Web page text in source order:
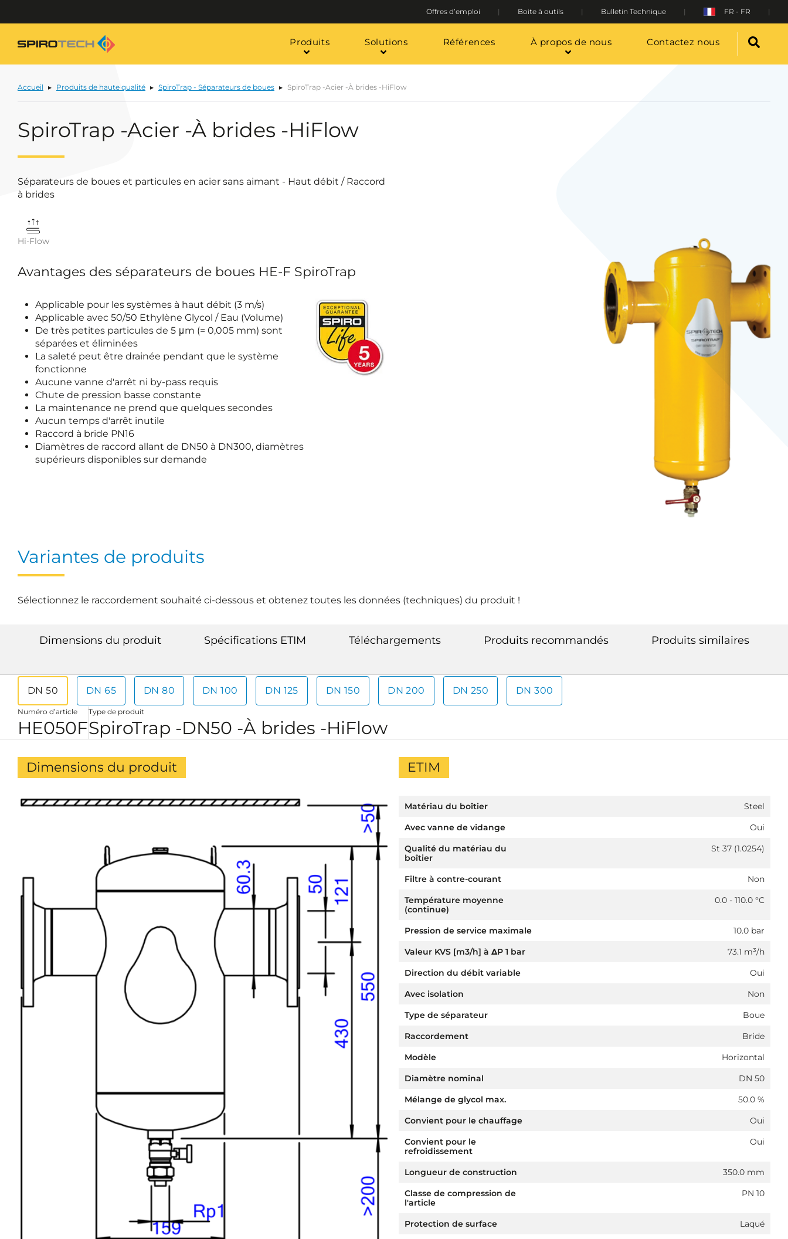
Offres d’emploi Boite à outils Bulletin Technique FR - FR
Produits Solutions Références À propos de nous Contactez nous
Accueil Produits de haute qualité SpiroTrap - Séparateurs de boues SpiroTrap -Acier -À brides -HiFlow
SpiroTrap -Acier -À brides -HiFlow
Séparateurs de boues et particules en acier sans aimant - Haut débit / Raccord
à brides
Hi-Flow
Avantages des séparateurs de boues HE-F SpiroTrap
Applicable pour les systèmes à haut débit (3 m/s)
Applicable avec 50/50 Ethylène Glycol / Eau (Volume)
De très petites particules de 5 μm (= 0,005 mm) sont
séparées et éliminées
La saleté peut être drainée pendant que le système
fonctionne
Aucune vanne d'arrêt ni by-pass requis
Chute de pression basse constante
La maintenance ne prend que quelques secondes
Aucun temps d'arrêt inutile
Raccord à bride PN16
Diamètres de raccord allant de DN50 à DN300, diamètres
supérieurs disponibles sur demande
Variantes de produits
Sélectionnez le raccordement souhaité ci-dessous et obtenez toutes les données (techniques) du produit !
Dimensions du produit Spécifications ETIM Téléchargements Produits recommandés Produits similaires
DN 50 DN 65 DN 80 DN 100 DN 125 DN 150 DN 200 DN 250 DN 300
Numéro d’article
HE050F
Type de produit
SpiroTrap -DN50 -À brides -HiFlow
Dimensions du produit ETIM
Matériau du boîtier
Steel
Avec vanne de vidange
Oui
Qualité du matériau du
boîtier
St 37 (1.0254)
Filtre à contre-courant
Non
Température moyenne
(continue)
0.0 - 110.0 °C
Pression de service maximale
10.0 bar
Valeur KVS [m3/h] à ΔP 1 bar
73.1 m³/h
Direction du débit variable
Oui
Avec isolation
Non
Type de séparateur
Boue
Raccordement
Bride
Modèle
Horizontal
Diamètre nominal
DN 50
Mélange de glycol max.
50.0 %
Convient pour le chauffage
Oui
Convient pour le
refroidissement
Oui
Longueur de construction
350.0 mm
Classe de compression de
l'article
PN 10
Protection de surface
Laqué